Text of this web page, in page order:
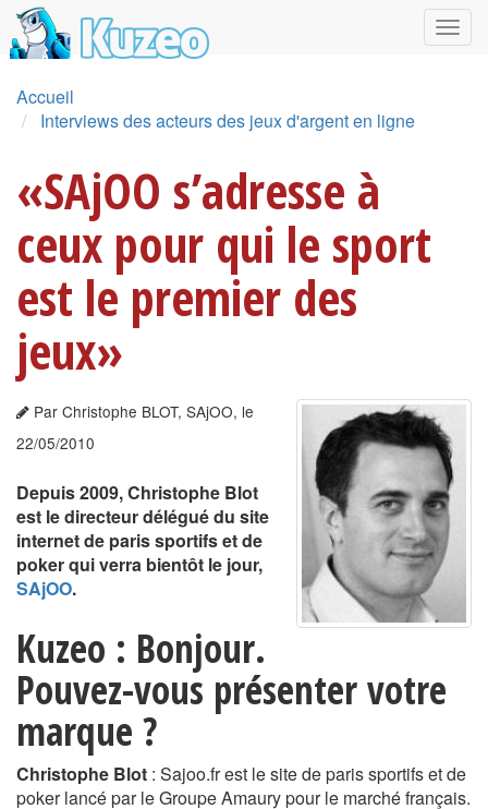
Accueil
Interviews des acteurs des jeux d'argent en ligne
«SAjOO s’adresse à
ceux pour qui le sport
est le premier des
jeux»
Par Christophe BLOT, SAjOO, le
22/05/2010
Depuis 2009, Christophe Blot
est le directeur délégué du site
internet de paris sportifs et de
poker qui verra bientôt le jour,
SAjOO.
Kuzeo : Bonjour.
Pouvez-vous présenter votre
marque ?
Christophe Blot : Sajoo.fr est le site de paris sportifs et de
poker lancé par le Groupe Amaury pour le marché français.